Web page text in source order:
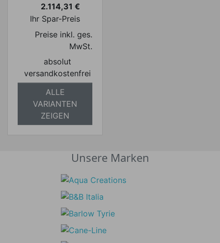
Preis
2.114,31 €
Ihr Spar-Preis
Preise inkl. ges.
MwSt.
absolut
versandkostenfrei
ALLE
VARIANTEN
ZEIGEN
Unsere Marken